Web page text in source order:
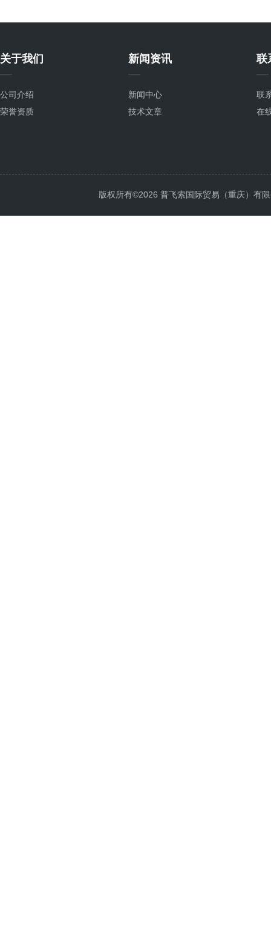
关于我们
公司介绍
荣誉资质
新闻资讯
新闻中心
技术文章
联
联
在
版权所有©2026 普飞索国际贸易（重庆）有